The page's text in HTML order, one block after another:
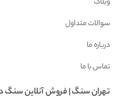
سوالات متداول
درباره ما
تماس با ما
تهران سنگ | فروش آنلاين سنگ